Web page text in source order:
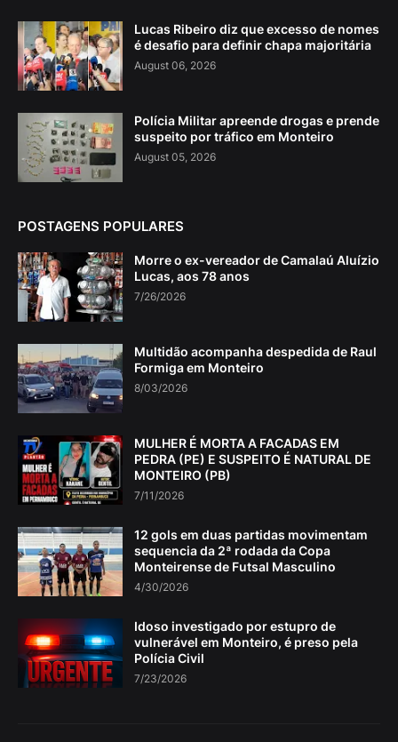
Lucas Ribeiro diz que excesso de nomes
é desafio para definir chapa majoritária
August 06, 2026
Polícia Militar apreende drogas e prende
suspeito por tráfico em Monteiro
August 05, 2026
POSTAGENS POPULARES
Morre o ex-vereador de Camalaú Aluízio
Lucas, aos 78 anos
7/26/2026
Multidão acompanha despedida de Raul
Formiga em Monteiro
8/03/2026
MULHER É MORTA A FACADAS EM
PEDRA (PE) E SUSPEITO É NATURAL DE
MONTEIRO (PB)
7/11/2026
12 gols em duas partidas movimentam
sequencia da 2ª rodada da Copa
Monteirense de Futsal Masculino
4/30/2026
Idoso investigado por estupro de
vulnerável em Monteiro, é preso pela
Polícia Civil
7/23/2026